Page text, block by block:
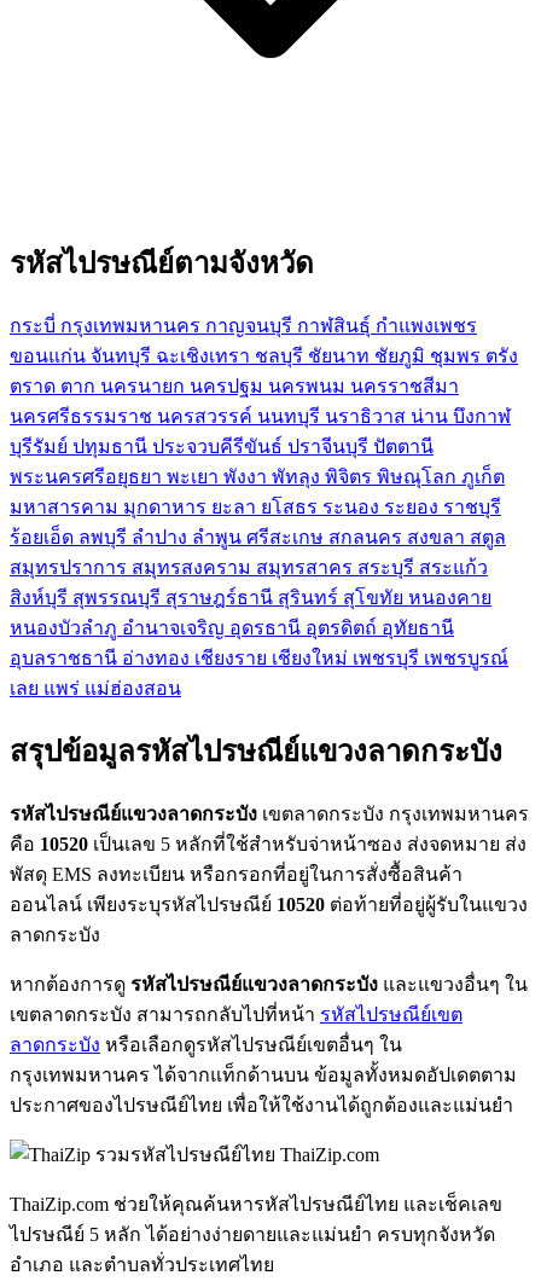
รหัสไปรษณีย์ตามจังหวัด
กระบี่ กรุงเทพมหานคร กาญจนบุรี กาฬสินธุ์ กำแพงเพชร
ขอนแก่น จันทบุรี ฉะเชิงเทรา ชลบุรี ชัยนาท ชัยภูมิ ชุมพร ตรัง
ตราด ตาก นครนายก นครปฐม นครพนม นครราชสีมา
นครศรีธรรมราช นครสวรรค์ นนทบุรี นราธิวาส น่าน บึงกาฬ
บุรีรัมย์ ปทุมธานี ประจวบคีรีขันธ์ ปราจีนบุรี ปัตตานี
พระนครศรีอยุธยา พะเยา พังงา พัทลุง พิจิตร พิษณุโลก ภูเก็ต
มหาสารคาม มุกดาหาร ยะลา ยโสธร ระนอง ระยอง ราชบุรี
ร้อยเอ็ด ลพบุรี ลำปาง ลำพูน ศรีสะเกษ สกลนคร สงขลา สตูล
สมุทรปราการ สมุทรสงคราม สมุทรสาคร สระบุรี สระแก้ว
สิงห์บุรี สุพรรณบุรี สุราษฎร์ธานี สุรินทร์ สุโขทัย หนองคาย
หนองบัวลำภู อำนาจเจริญ อุดรธานี อุตรดิตถ์ อุทัยธานี
อุบลราชธานี อ่างทอง เชียงราย เชียงใหม่ เพชรบุรี เพชรบูรณ์
เลย แพร่ แม่ฮ่องสอน
สรุปข้อมูลรหัสไปรษณีย์แขวงลาดกระบัง
รหัสไปรษณีย์แขวงลาดกระบัง เขตลาดกระบัง กรุงเทพมหานคร
คือ 10520 เป็นเลข 5 หลักที่ใช้สำหรับจ่าหน้าซอง ส่งจดหมาย ส่ง
พัสดุ EMS ลงทะเบียน หรือกรอกที่อยู่ในการสั่งซื้อสินค้า
ออนไลน์ เพียงระบุรหัสไปรษณีย์ 10520 ต่อท้ายที่อยู่ผู้รับในแขวง
ลาดกระบัง
หากต้องการดู รหัสไปรษณีย์แขวงลาดกระบัง และแขวงอื่นๆ ใน
เขตลาดกระบัง สามารถกลับไปที่หน้า รหัสไปรษณีย์เขต
ลาดกระบัง หรือเลือกดูรหัสไปรษณีย์เขตอื่นๆ ใน
กรุงเทพมหานคร ได้จากแท็กด้านบน ข้อมูลทั้งหมดอัปเดตตาม
ประกาศของไปรษณีย์ไทย เพื่อให้ใช้งานได้ถูกต้องและแม่นยำ
ThaiZip.com
ThaiZip.com ช่วยให้คุณค้นหารหัสไปรษณีย์ไทย และเช็คเลข
ไปรษณีย์ 5 หลัก ได้อย่างง่ายดายและแม่นยำ ครบทุกจังหวัด
อำเภอ และตำบลทั่วประเทศไทย